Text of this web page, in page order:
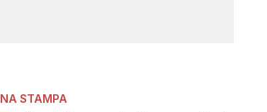
STAMPA